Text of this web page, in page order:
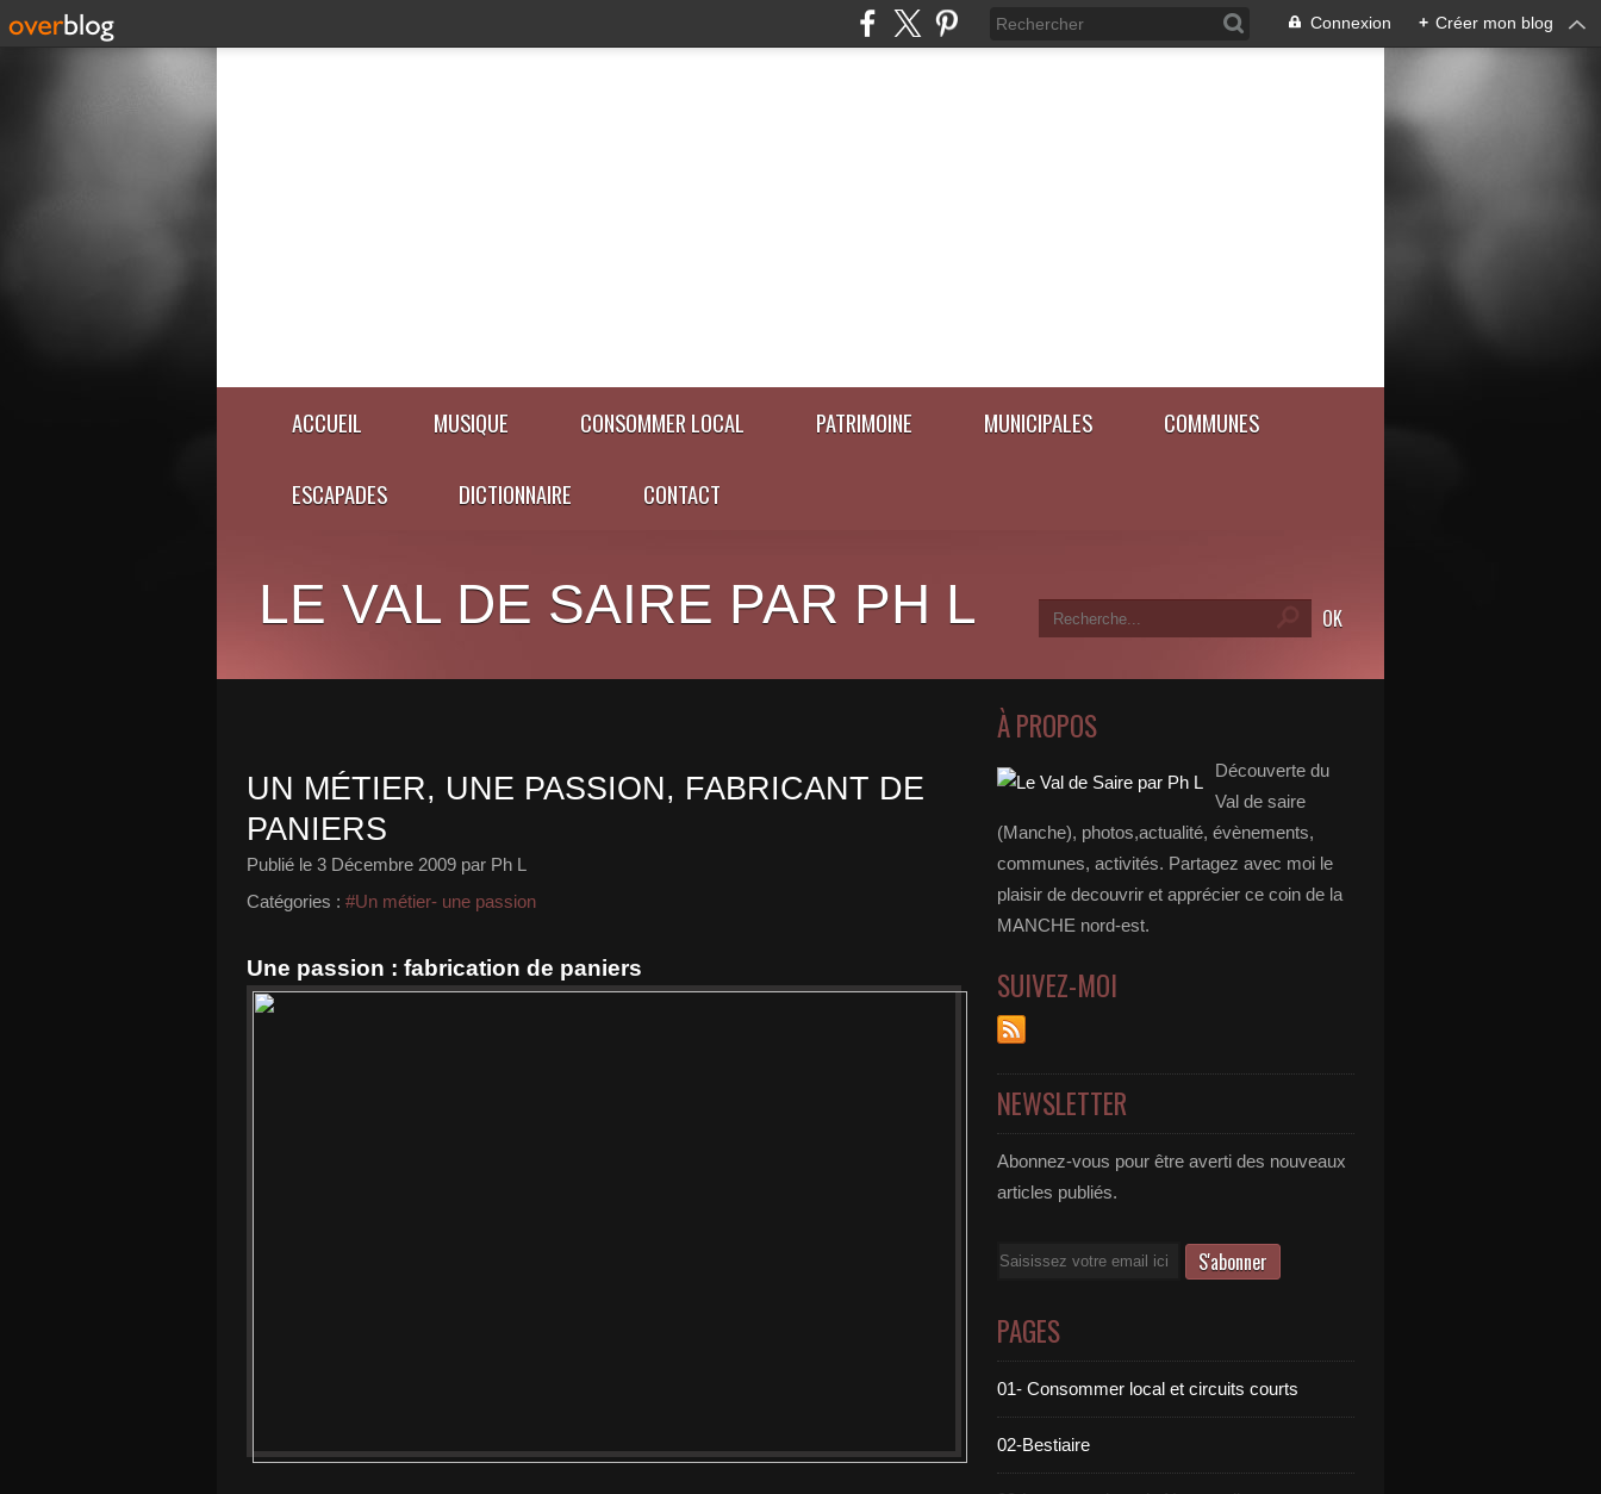
Connexion + Créer mon blog
ACCUEIL MUSIQUE CONSOMMER LOCAL PATRIMOINE MUNICIPALES COMMUNES
ESCAPADES DICTIONNAIRE CONTACT
LE VAL DE SAIRE PAR PH L
UN MÉTIER, UNE PASSION, FABRICANT DE
PANIERS
Publié le 3 Décembre 2009 par Ph L
Catégories : #Un métier- une passion
Une passion : fabrication de paniers
À PROPOS
Découverte du
Val de saire
(Manche), photos,actualité, évènements,
communes, activités. Partagez avec moi le
plaisir de decouvrir et apprécier ce coin de la
MANCHE nord-est.
SUIVEZ-MOI
NEWSLETTER
Abonnez-vous pour être averti des nouveaux
articles publiés.
Email
PAGES
01- Consommer local et circuits courts
02-Bestiaire